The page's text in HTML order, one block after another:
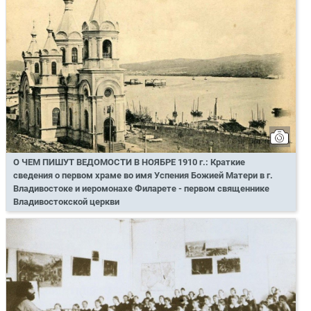
О ЧЕМ ПИШУТ ВЕДОМОСТИ В НОЯБРЕ 1910 г.: Краткие
сведения о первом храме во имя Успения Божией Матери в г.
Владивостоке и иеромонахе Филарете - первом священнике
Владивостокской церкви